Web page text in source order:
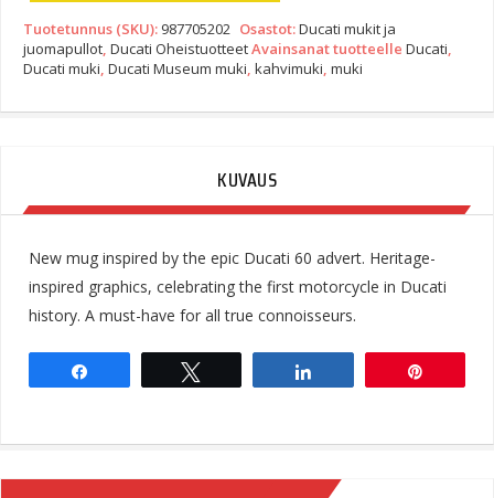
Tuotetunnus (SKU): 987705202 Osastot:Ducati mukit ja
juomapullot Ducati OheistuotteetAvainsanat tuotteelle Ducati
Ducati muki Ducati Museum muki kahvimuki muki
KUVAUS
New mug inspired by the epic Ducati 60 advert. Heritage-
inspired graphics, celebrating the first motorcycle in Ducati
history. A must-have for all true connoisseurs.